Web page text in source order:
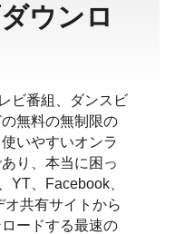
ウンロ
ビ番組、ダンスビ
無料の無制限の
いやすいオンラ
り、本当に困っ
YT、Facebook、
オ共有サイトから
ードする最速の